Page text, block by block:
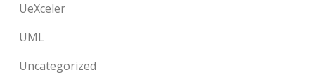
UeXceler
UML
Uncategorized